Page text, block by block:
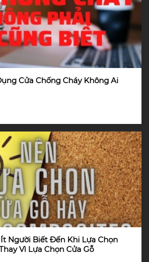
Cửa Chống Cháy Không Ai
Người Biết Đến Khi Lựa Chọn
Vì Lựa Chọn Cửa Gỗ